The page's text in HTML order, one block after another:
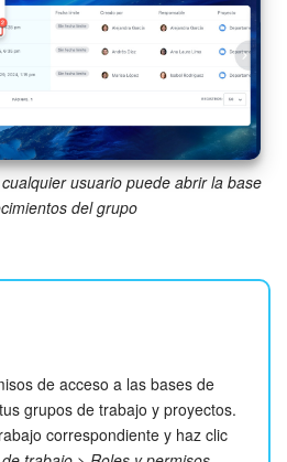
INICIAR SESIÓN
usuario puede abrir la base
del grupo
de acceso a las bases de
grupos de trabajo y proyectos.
correspondiente y haz clic